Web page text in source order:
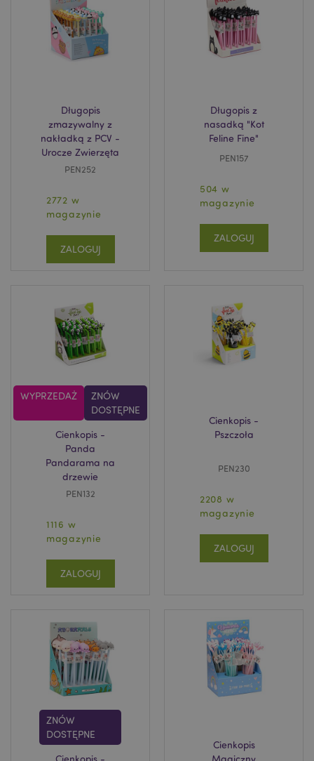
Długopis
zmazywalny z
nakładką z PCV -
Urocze Zwierzęta
PEN252
2772 w
magazynie
ZALOGUJ
Długopis z
nasadką "Kot
Feline Fine"
PEN157
504 w
magazynie
ZALOGUJ
WYPRZEDAŻ
ZNÓW
DOSTĘPNE
Cienkopis -
Panda
Pandarama na
drzewie
PEN132
1116 w
magazynie
ZALOGUJ
Cienkopis -
Pszczoła
PEN230
2208 w
magazynie
ZALOGUJ
ZNÓW
DOSTĘPNE
Cienkopis -
Cienkopis
Magiczny